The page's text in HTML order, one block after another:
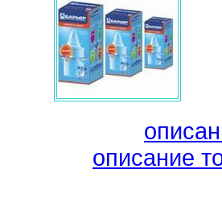
описание